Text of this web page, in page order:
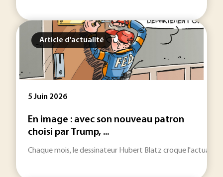
Article d'actualité
5 Juin 2026
En image : avec son nouveau patron
choisi par Trump, ...
Chaque mois, le dessinateur Hubert Blatz croque